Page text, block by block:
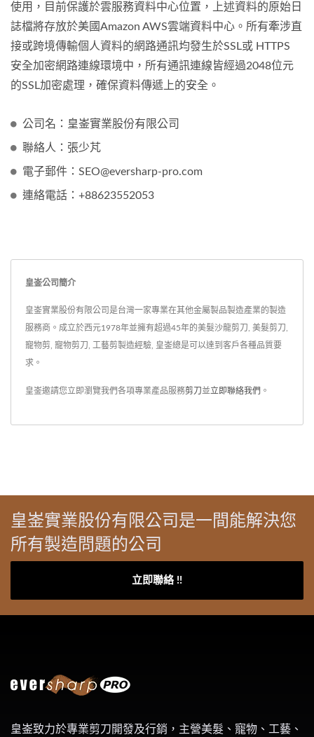
使用，目前保護於雲服務資料中心位置，上述資料的原始日
誌檔將存放於美國Amazon AWS雲端資料中心。所有牽涉直
接或跨境傳輸個人資料的網路通訊均發生於SSL或 HTTPS
安全加密網路連線環境中，所有通訊連線皆經過2048位元
的SSL加密處理，確保資料傳遞上的安全。
公司名：皇崟實業股份有限公司
聯絡人：張少芃
電子郵件：SEO@eversharp-pro.com
連絡電話：+88623552053
皇崟公司簡介
皇崟實業股份有限公司是台灣一家專業在其他金屬製品製造產業的製造
服務商。成立於西元1978年並擁有超過45年的美髮沙龍剪刀, 美髮剪刀,
寵物剪, 寵物剪刀, 工藝剪製造經驗, 皇崟總是可以達到客戶各種品質要
求。
皇崟邀請您立即瀏覽我們各項專業產品服務剪刀並立即聯絡我們 。
皇崟實業股份有限公司是一間能解決您
所有製造問題的公司
立即聯絡 !!
皇崟致力於專業剪刀開發及行銷，主營美髮、寵物、工藝、